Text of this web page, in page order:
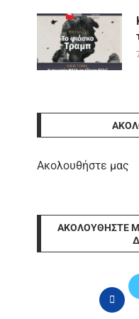
Ακολουθήστε μας
ΑΚΟΛΟΥΘΉΣΤΕ